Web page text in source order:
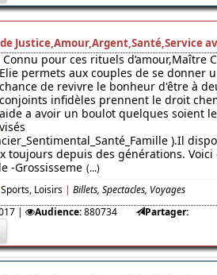
Justice,Amour,Argent,Santé,Service
Connu pour ces rituels d’amour,Maître
Elie permets aux couples de se donner
chance de revivre le bonheur d'être à
conjoints infidèles prennent le droit
aide a avoir un boulot quelques soient
visés
).Il
toujours depuis des générations. Voici
-Grossisseme (...)
Sports, Loisirs | Billets, Spectacles, Voyages
| Audience:880734 Partager: